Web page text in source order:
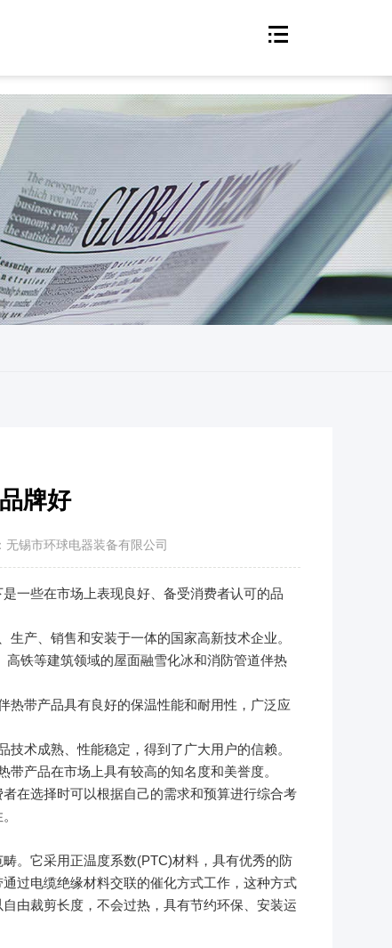
牌好
无锡市环球电器装备有限公司
一些在市场上表现良好、备受消费者认可的品
产、销售和安装于一体的国家高新技术企业。
铁等建筑领域的屋面融雪化冰和消防管道伴热
带产品具有良好的保温性能和耐用性，广泛应
术成熟、性能稳定，得到了广大用户的信赖。
产品在市场上具有较高的知名度和美誉度。
在选择时可以根据自己的需求和预算进行综合考
畴。它采用正温度系数(PTC)材料，具有优秀的防
过电缆绝缘材料交联的催化方式工作，这种方式
由裁剪长度，不会过热，具有节约环保、安装运